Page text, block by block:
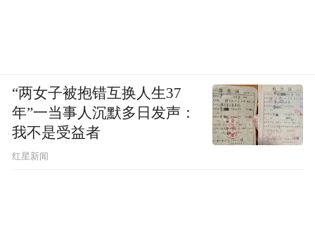
“两女子被抱错互换人生37
年”一当事人沉默多日发声：
我不是受益者
红星新闻